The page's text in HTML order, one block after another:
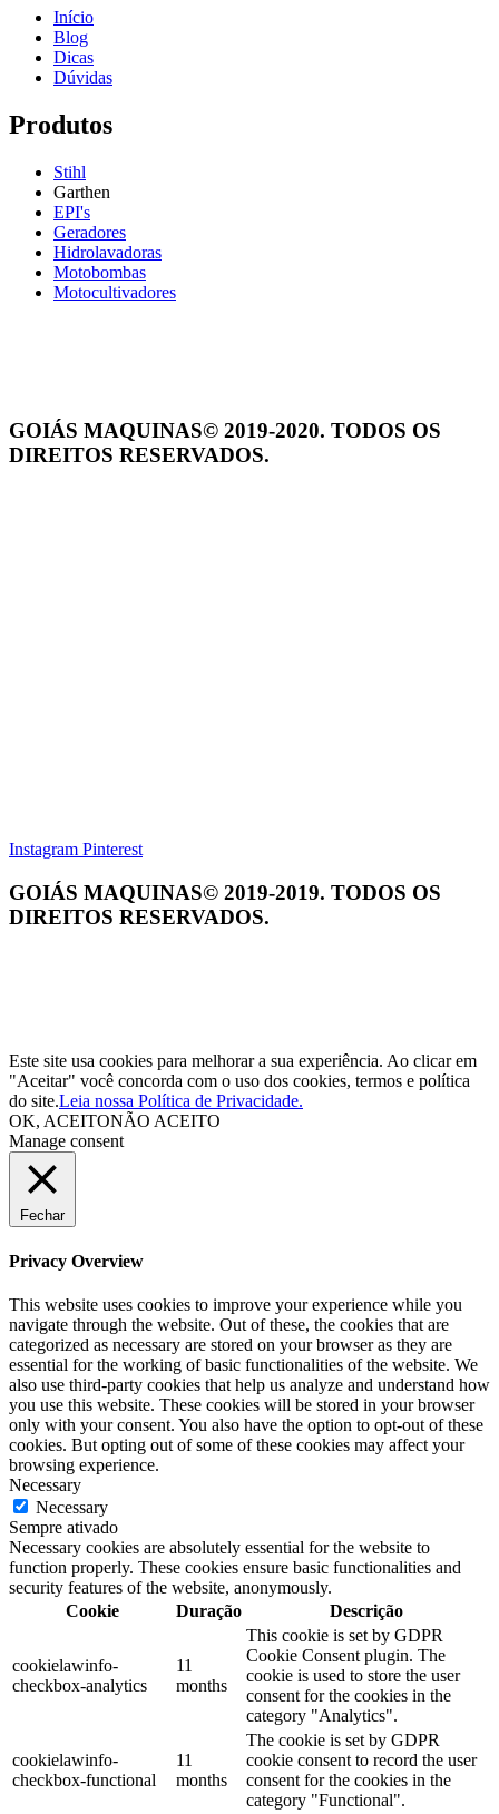
Início
Blog
Dicas
Dúvidas
Produtos
Stihl
Garthen
EPI's
Geradores
Hidrolavadoras
Motobombas
Motocultivadores
GOIÁS MAQUINAS© 2019-2020. TODOS OS
DIREITOS RESERVADOS.
Instagram Pinterest
GOIÁS MAQUINAS© 2019-2019. TODOS OS
DIREITOS RESERVADOS.
Este site usa cookies para melhorar a sua experiência. Ao clicar em
"Aceitar" você concorda com o uso dos cookies, termos e política
do site.Leia nossa Política de Privacidade.
OK, ACEITONÃO ACEITO
Manage consent
Fechar
Privacy Overview
This website uses cookies to improve your experience while you
navigate through the website. Out of these, the cookies that are
categorized as necessary are stored on your browser as they are
essential for the working of basic functionalities of the website. We
also use third-party cookies that help us analyze and understand how
you use this website. These cookies will be stored in your browser
only with your consent. You also have the option to opt-out of these
cookies. But opting out of some of these cookies may affect your
browsing experience.
Necessary
Necessary
Sempre ativado
Necessary cookies are absolutely essential for the website to
function properly. These cookies ensure basic functionalities and
security features of the website, anonymously.
Cookie
Duração Descrição
cookielawinfo-
checkbox-analytics
11
months
This cookie is set by GDPR
Cookie Consent plugin. The
cookie is used to store the user
consent for the cookies in the
category "Analytics".
cookielawinfo-
checkbox-functional
11
months
The cookie is set by GDPR
cookie consent to record the user
consent for the cookies in the
category "Functional".